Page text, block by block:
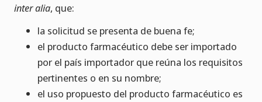
inter alia, que:
la solicitud se presenta de buena fe;
el producto farmacéutico debe ser importado
por el país importador que reúna los requisitos
pertinentes o en su nombre;
el uso propuesto del producto farmacéutico es